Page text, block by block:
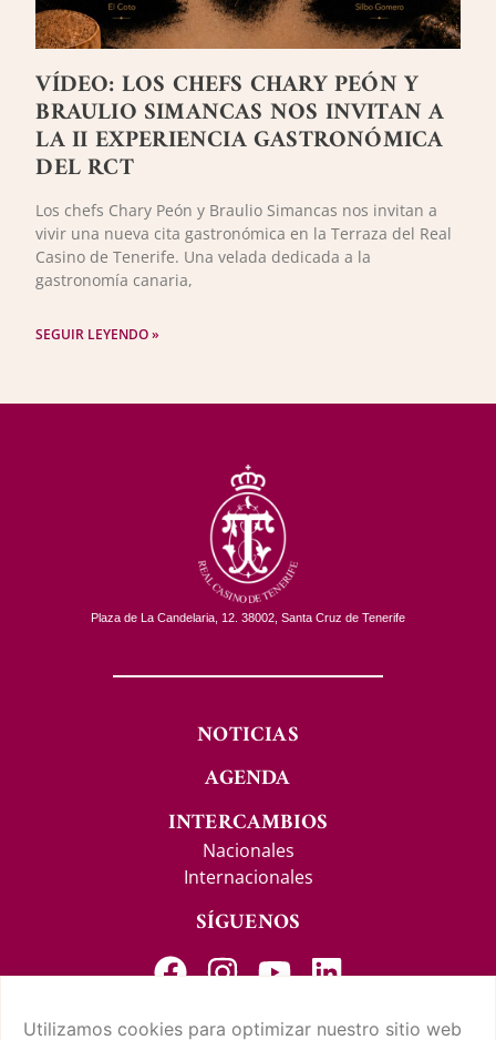
Utilizamos cookies para optimizar nuestro sitio web
VÍDEO: LOS CHEFS CHARY PEÓN Y
BRAULIO SIMANCAS NOS INVITAN A
LA II EXPERIENCIA GASTRONÓMICA
DEL RCT
Los chefs Chary Peón y Braulio Simancas nos invitan a
vivir una nueva cita gastronómica en la Terraza del Real
Casino de Tenerife. Una velada dedicada a la
gastronomía canaria,
SEGUIR LEYENDO »
Plaza de La Candelaria, 12. 38002, Santa Cruz de Tenerife
NOTICIAS
AGENDA
INTERCAMBIOS
Nacionales
Internacionales
SÍGUENOS